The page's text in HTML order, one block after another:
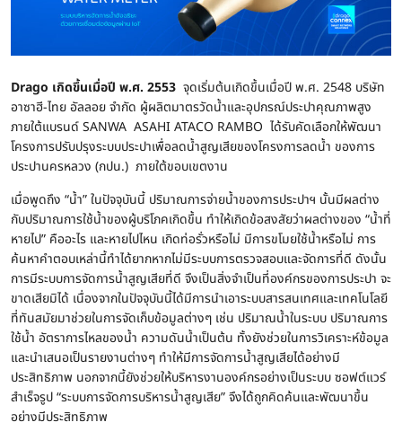
Drago เกิดขึ้นเมื่อปี พ.ศ. 2553 จุดเริ่มต้นเกิดขึ้นเมื่อปี พ.ศ. 2548 บริษัท
อาซาฮี-ไทย อัลลอย จำกัด ผู้ผลิตมาตรวัดน้ำและอุปกรณ์ประปาคุณภาพสูง
ภายใต้แบรนด์ SANWA ASAHI ATACO RAMBO ได้รับคัดเลือกให้พัฒนา
โครงการปรับปรุงระบบประปาเพื่อลดน้ำสูญเสียของโครงการลดน้ำ ของการ
ประปานครหลวง (กปน.) ภายใต้ขอบเขตงาน
เมื่อพูดถึง “น้ำ” ในปัจจุบันนี้ ปริมาณการจ่ายน้ำของการประปาฯ นั้นมีผลต่าง
กับปริมาณการใช้น้ำของผู้บริโภคเกิดขึ้น ทำให้เกิดข้อสงสัยว่าผลต่างของ “น้ำที่
หายไป” คืออะไร และหายไปไหน เกิดท่อรั่วหรือไม่ มีการขโมยใช้น้ำหรือไม่ การ
ค้นหาคำตอบเหล่านี้ทำได้ยากหากไม่มีระบบการตรวจสอบและจัดการที่ดี ดังนั้น
การมีระบบการจัดการน้ำสูญเสียที่ดี จึงเป็นสิ่งจำเป็นที่องค์กรของการประปา จะ
ขาดเสียมิได้ เนื่องจากในปัจจุบันนี้ได้มีการนำเอาระบบสารสนเทศและเทคโนโลยี
ที่ทันสมัยมาช่วยในการจัดเก็บข้อมูลต่างๆ เช่น ปริมาณน้ำในระบบ ปริมาณการ
ใช้น้ำ อัตราการไหลของน้ำ ความดันน้ำเป็นต้น ทั้งยังช่วยในการวิเคราะห์ข้อมูล
และนำเสนอเป็นรายงานต่างๆ ทำให้มีการจัดการน้ำสูญเสียได้อย่างมี
ประสิทธิภาพ นอกจากนี้ยังช่วยให้บริหารงานองค์กรอย่างเป็นระบบ ซอฟต์แวร์
สำเร็จรูป “ระบบการจัดการบริหารน้ำสูญเสีย” จึงได้ถูกคิดค้นและพัฒนาขึ้น
อย่างมีประสิทธิภาพ